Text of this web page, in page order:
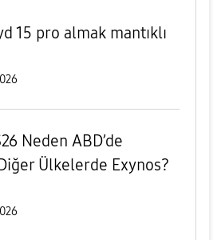
15 pro almak mantıklı
Neden ABD’de
Ülkelerde Exynos?